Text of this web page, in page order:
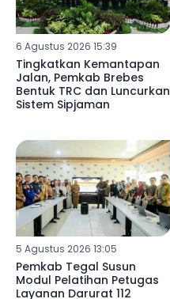
6 Agustus 2026 15:39
Tingkatkan Kemantapan
Jalan, Pemkab Brebes
Bentuk TRC dan Luncurkan
Sistem Sipjaman
5 Agustus 2026 13:05
Pemkab Tegal Susun
Modul Pelatihan Petugas
Layanan Darurat 112